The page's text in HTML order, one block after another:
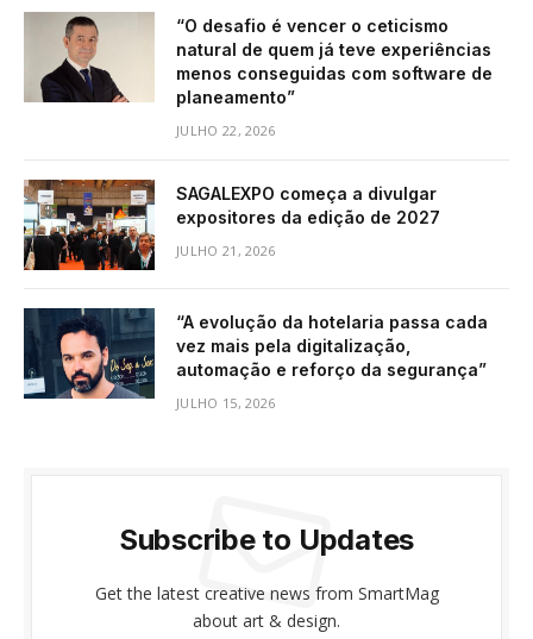
“O desafio é vencer o ceticismo
natural de quem já teve experiências
menos conseguidas com software de
planeamento”
JULHO 22, 2026
SAGALEXPO começa a divulgar
expositores da edição de 2027
JULHO 21, 2026
“A evolução da hotelaria passa cada
vez mais pela digitalização,
automação e reforço da segurança”
JULHO 15, 2026
Subscribe to Updates
Get the latest creative news from SmartMag
about art & design.